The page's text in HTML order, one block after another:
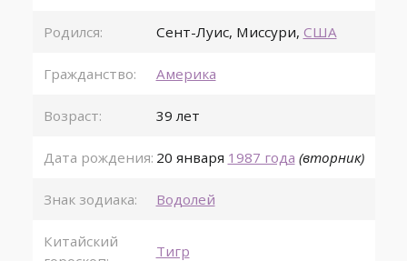
Родился: Сент-Луис, Миссури, США
Гражданство: Америка
Возраст: 39 лет
Дата рождения: 20 января 1987 года (вторник)
Знак зодиака: Водолей
Китайский
Тигр